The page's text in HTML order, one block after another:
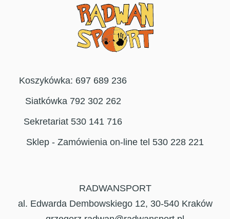
Koszykówka: 697 689 236
Siatkówka 792 302 262
Sekretariat 530 141 716
Sklep - Zamówienia on-line tel 530 228 221
RADWANSPORT
al. Edwarda Dembowskiego 12, 30-540 Kraków